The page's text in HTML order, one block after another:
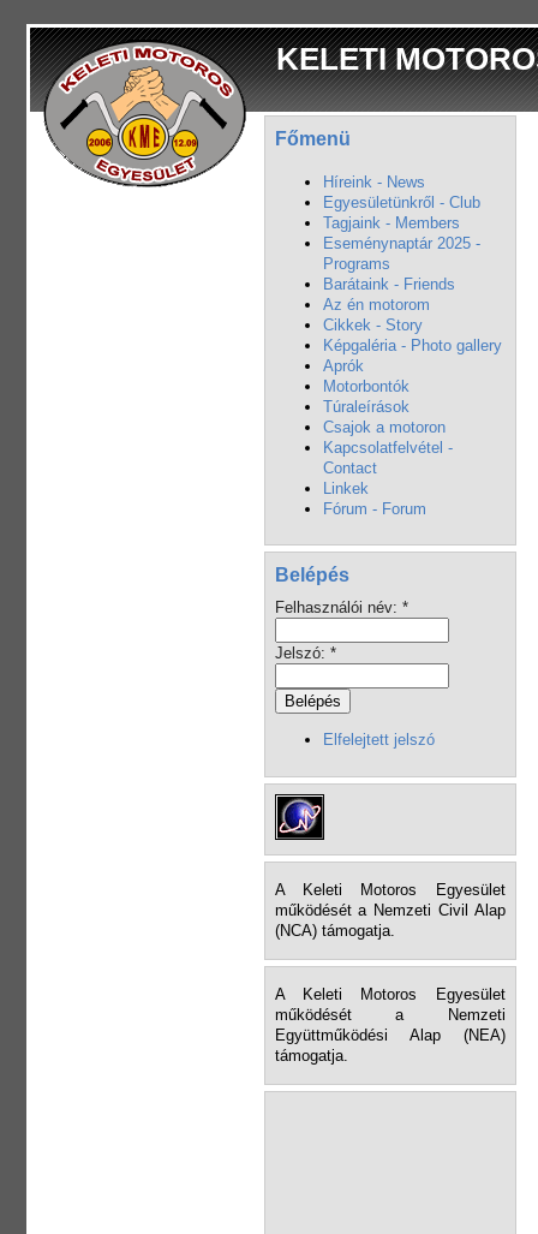
KELETI
Főmenü
Híreink - News
Egyesületünkről - Club
Tagjaink - Members
Eseménynaptár 2025 -
Programs
Barátaink - Friends
Az én motorom
Cikkek - Story
Képgaléria - Photo gallery
Aprók
Motorbontók
Túraleírások
Csajok a motoron
Kapcsolatfelvétel -
Contact
Linkek
Fórum - Forum
Belépés
Felhasználói név: *
Jelszó: *
Elfelejtett jelszó
A Keleti Motoros Egyesület
működését a Nemzeti Civil Alap
(NCA) támogatja.
A Keleti Motoros Egyesület
működését a Nemzeti
Együttműködési Alap (NEA)
támogatja.